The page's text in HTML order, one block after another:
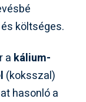
költséges.
a kálium-
(koksszal)
hasonló a